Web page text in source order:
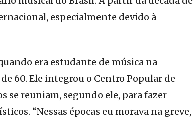
especialmente devido à
era estudante de música na
60. Ele integrou o Centro Popular de
se reuniam, segundo ele, para fazer
“Nessas épocas eu morava na greve,